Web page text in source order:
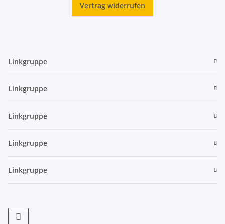
Vertrag widerrufen
Linkgruppe
Linkgruppe
Linkgruppe
Linkgruppe
Linkgruppe